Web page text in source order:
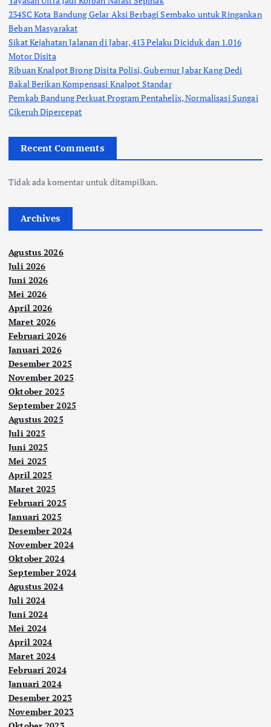
234SC Kota Bandung Gelar Aksi Berbagi Sembako untuk Ringankan
Beban Masyarakat
Sikat Kejahatan Jalanan di Jabar, 413 Pelaku Diciduk dan 1.016
Motor Disita
Ribuan Knalpot Brong Disita Polisi, Gubernur Jabar Kang Dedi
Bakal Berikan Kompensasi Knalpot Standar
Pemkab Bandung Perkuat Program Pentahelix, Normalisasi Sungai
Cikeruh Dipercepat
Recent Comments
Tidak ada komentar untuk ditampilkan.
Archives
Agustus 2026
Juli 2026
Juni 2026
Mei 2026
April 2026
Maret 2026
Februari 2026
Januari 2026
Desember 2025
November 2025
Oktober 2025
September 2025
Agustus 2025
Juli 2025
Juni 2025
Mei 2025
April 2025
Maret 2025
Februari 2025
Januari 2025
Desember 2024
November 2024
Oktober 2024
September 2024
Agustus 2024
Juli 2024
Juni 2024
Mei 2024
April 2024
Maret 2024
Februari 2024
Januari 2024
Desember 2023
November 2023